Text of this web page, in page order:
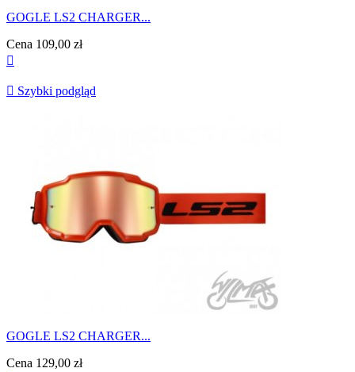
GOGLE LS2 CHARGER...
Cena 109,00 zł

 Szybki podgląd
GOGLE LS2 CHARGER...
Cena 129,00 zł